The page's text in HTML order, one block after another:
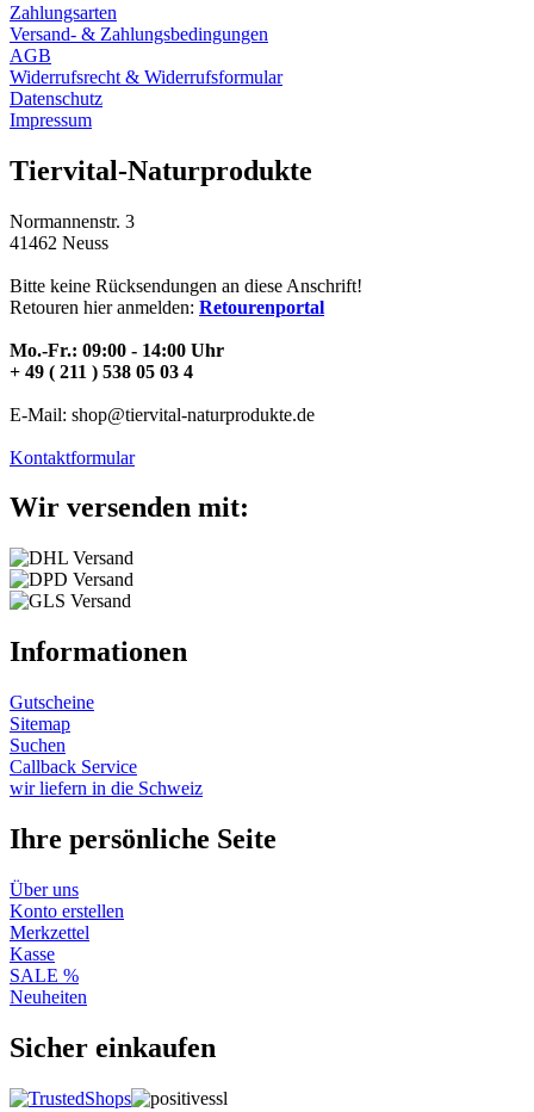
Zahlungsarten
Versand- & Zahlungsbedingungen
AGB
Widerrufsrecht & Widerrufsformular
Datenschutz
Impressum
Tiervital-Naturprodukte
Normannenstr. 3
41462 Neuss
Bitte keine Rücksendungen an diese Anschrift!
Retouren hier anmelden: Retourenportal
Mo.-Fr.: 09:00 - 14:00 Uhr
+ 49 ( 211 ) 538 05 03 4
E-Mail: shop@tiervital-naturprodukte.de
Kontaktformular
Wir versenden mit:
Informationen
Gutscheine
Sitemap
Suchen
Callback Service
wir liefern in die Schweiz
Ihre persönliche Seite
Über uns
Konto erstellen
Merkzettel
Kasse
SALE %
Neuheiten
Sicher einkaufen